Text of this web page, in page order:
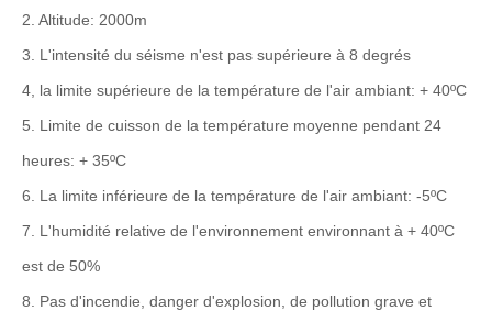
2. Altitude: 2000m
3. L'intensité du séisme n'est pas supérieure à 8 degrés
4, la limite supérieure de la température de l'air ambiant: + 40ºC
5. Limite de cuisson de la température moyenne pendant 24
heures: + 35ºC
6. La limite inférieure de la température de l'air ambiant: -5ºC
7. L'humidité relative de l'environnement environnant à + 40ºC
est de 50%
8. Pas d'incendie, danger d'explosion, de pollution grave et